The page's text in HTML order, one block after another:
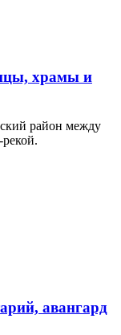
храмы и
район между
авангард